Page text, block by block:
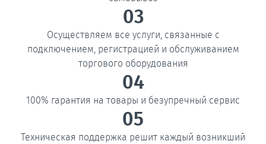
03
Осуществляем все услуги, связанные с
подключением, регистрацией и обслуживанием
торгового оборудования
04
100% гарантия на товары и безупречный сервис
05
Техническая поддержка решит каждый возникший